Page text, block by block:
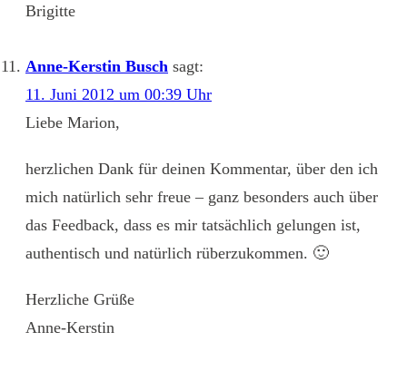
Brigitte
Anne-Kerstin Busch sagt:
11. Juni 2012 um 00:39 Uhr
Liebe Marion,
herzlichen Dank für deinen Kommentar, über den ich
mich natürlich sehr freue – ganz besonders auch über
das Feedback, dass es mir tatsächlich gelungen ist,
authentisch und natürlich rüberzukommen. 🙂
Herzliche Grüße
Anne-Kerstin